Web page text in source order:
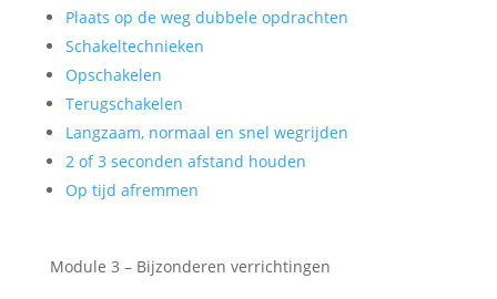
Plaats op de weg dubbele opdrachten
Schakeltechnieken
Opschakelen
Terugschakelen
Langzaam, normaal en snel wegrijden
2 of 3 seconden afstand houden
Op tijd afremmen
Module 3 – Bijzonderen verrichtingen